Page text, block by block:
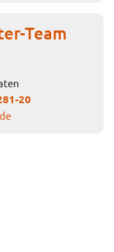
Team
20